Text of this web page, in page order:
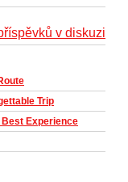
v diskuzi
Trip
Experience